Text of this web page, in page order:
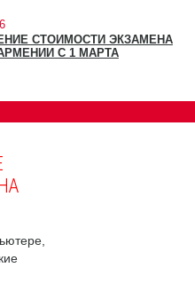
СТОИМОСТИ ЭКЗАМЕНА
АРМЕНИИ С 1 МАРТА